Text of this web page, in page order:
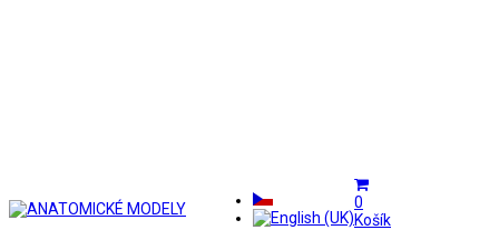
0
Košík